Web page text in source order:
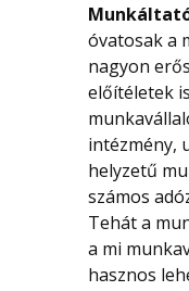
óvatosak a
nagyon
előítéletek
intézmény,
helyzetű
számos
Tehát a
a mi
hasznos